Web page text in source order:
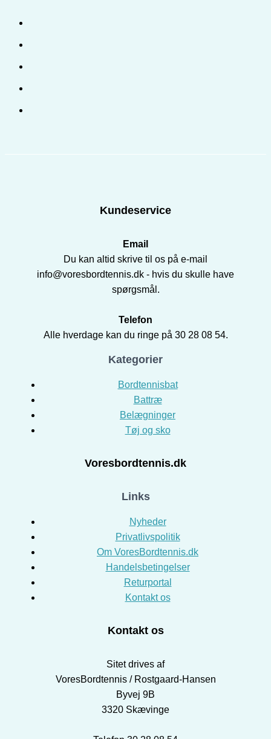
Kundeservice
Email
Du kan altid skrive til os på e-mail
info@voresbordtennis.dk - hvis du skulle have
spørgsmål.
Telefon
Alle hverdage kan du ringe på 30 28 08 54.
Kategorier
Bordtennisbat
Battræ
Belægninger
Tøj og sko
Voresbordtennis.dk
Links
Nyheder
Privatlivspolitik
Om VoresBordtennis.dk
Handelsbetingelser
Returportal
Kontakt os
Kontakt os
Sitet drives af
VoresBordtennis / Rostgaard-Hansen
Byvej 9B
3320 Skævinge